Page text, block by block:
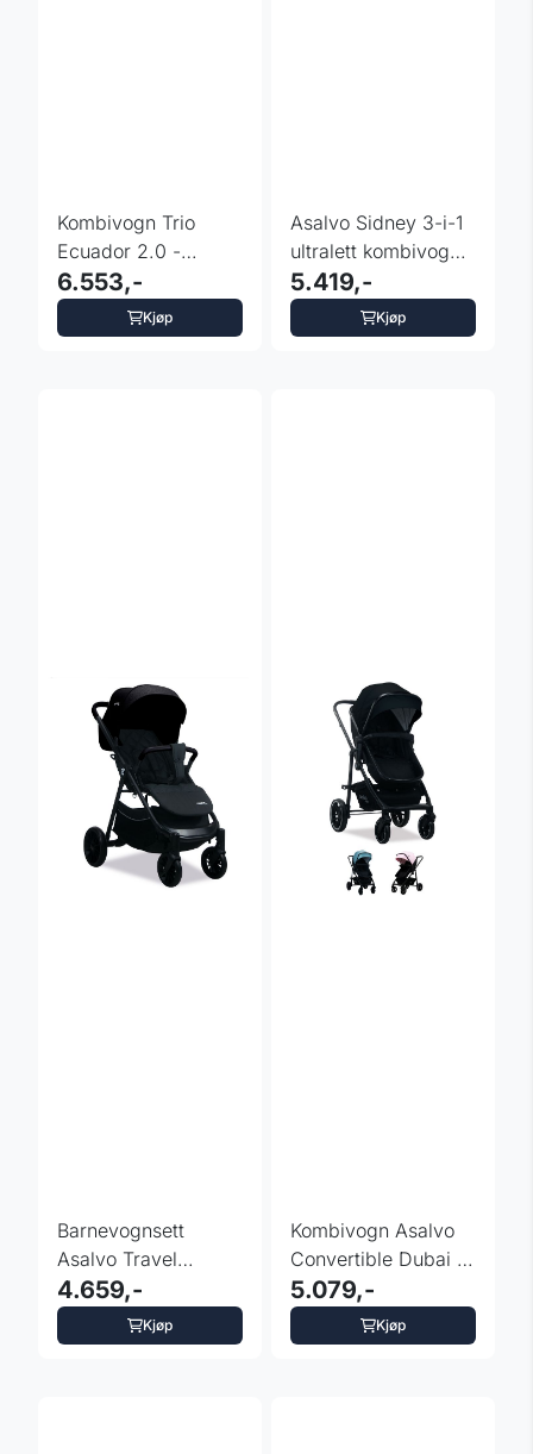
Kombivogn Trio
Ecuador 2.0 -
fargevalg
6.553,-
Kjøp
Asalvo Sidney 3-i-1
ultralett kombivogn –
fargevalg
5.419,-
Kjøp
Barnevognsett
Asalvo Travel
System - sort
4.659,-
Kjøp
Kombivogn Asalvo
Convertible Dubai -
fargevalg
5.079,-
Kjøp